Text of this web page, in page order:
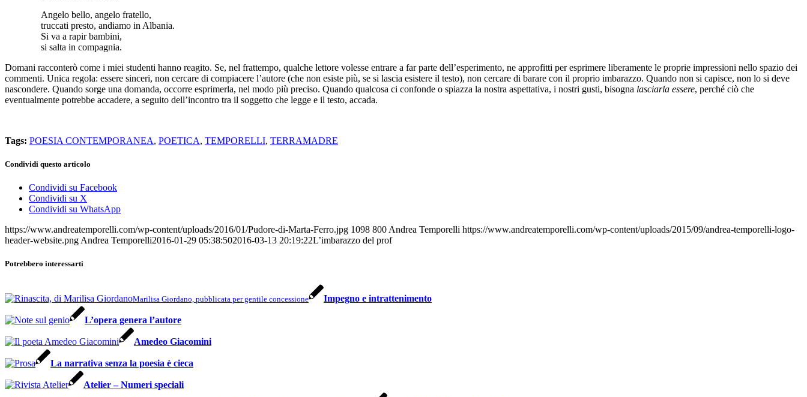
Angelo bello, angelo fratello,
truccati presto, andiamo in Albania.
Si va a rapir bambini,
si salta in compagnia.
Domani racconterò come i miei studenti hanno reagito. Se, nel frattempo, qualche lettore volesse entrare a far parte dell’esperimento, ne approfitti per esprimere liberamente le proprie impressioni nello spazio dei
commenti. Unica regola: essere sinceri, non cercare di compiacere l’autore (che non esiste più, se si lascia esistere il testo), non cercare di barare con il proprio imbarazzo. Quando non si capisce, non lo si deve
nascondere. Quando sorge una domanda, occorre esprimerla, nel modo più preciso. Quando qualcosa ci confonde o spiazza la nostra aspettativa, i nostri gusti, bisogna lasciarla essere, perché ciò che
eventualmente potrebbe accadere, a seguito dell’incontro tra il soggetto che legge e il testo, accada.
Tags: POESIA CONTEMPORANEA, POETICA, TEMPORELLI, TERRAMADRE
Condividi questo articolo
Condividi su Facebook
Condividi su X
Condividi su WhatsApp
https://www.andreatemporelli.com/wp-content/uploads/2016/01/Pudore-di-Marta-Ferro.jpg 1098 800 Andrea Temporelli https://www.andreatemporelli.com/wp-content/uploads/2015/09/andrea-temporelli-logo-
header-website.png Andrea Temporelli2016-01-29 05:38:502016-03-13 20:19:22L’imbarazzo del prof
Potrebbero interessarti
Marilisa Giordano, pubblicata per gentile concessione Impegno e intrattenimento
L’opera genera l’autore
Amedeo Giacomini
La narrativa senza la poesia è cieca
Atelier – Numeri speciali